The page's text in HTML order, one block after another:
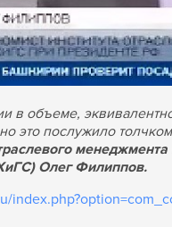
в объеме,
это послужило
Олег Филиппов.